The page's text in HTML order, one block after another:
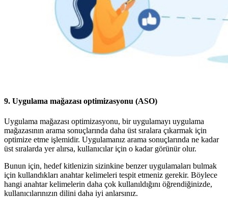
9. Uygulama mağazası optimizasyonu (ASO)
Uygulama mağazası optimizasyonu, bir uygulamayı uygulama
mağazasının arama sonuçlarında daha üst sıralara çıkarmak için
optimize etme işlemidir. Uygulamanız arama sonuçlarında ne kadar
üst sıralarda yer alırsa, kullanıcılar için o kadar görünür olur.
Bunun için, hedef kitlenizin sizinkine benzer uygulamaları bulmak
için kullandıkları anahtar kelimeleri tespit etmeniz gerekir. Böylece
hangi anahtar kelimelerin daha çok kullanıldığını öğrendiğinizde,
kullanıcılarınızın dilini daha iyi anlarsınız.